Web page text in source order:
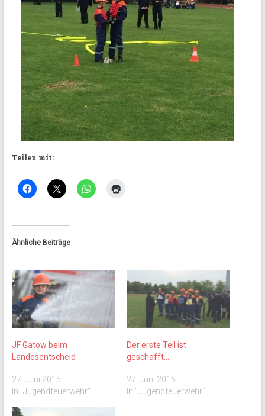
Teilen mit:
Ähnliche Beiträge
JF Gatow beim
Landesentscheid
27. Juni 2015
In "Jugendfeuerwehr"
Der erste Teil ist
geschafft…
27. Juni 2015
In "Jugendfeuerwehr"